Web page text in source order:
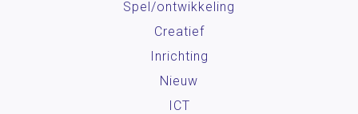
Spel/ontwikkeling
Creatief
Inrichting
Nieuw
ICT